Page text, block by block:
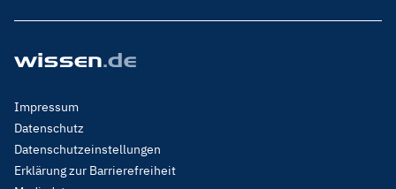
Footer
Menu
Legal
Impressum
Datenschutz
Datenschutzeinstellungen
Erklärung zur Barrierefreiheit